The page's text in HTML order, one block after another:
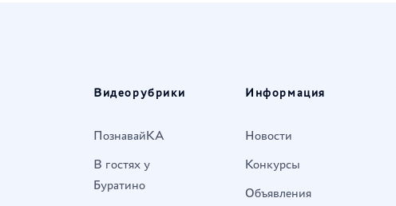
Видеорубрики
ПознавайКА
В гостях у
Буратино
Информация
Новости
Конкурсы
Объявления